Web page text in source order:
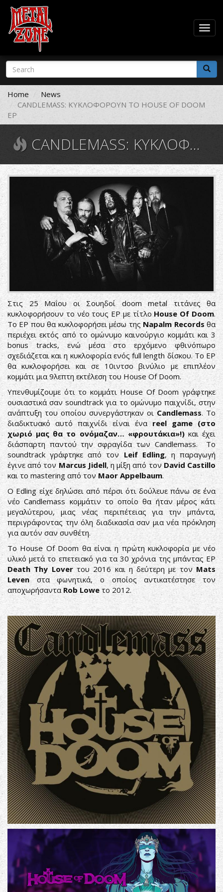
Skip
main
content
Search
form
Search
Home
News
CANDLEMASS: ΚΥΚΛΟΦΟΡΟΥΝ ΤΟ HOUSE OF DOOM
EP
CANDLEMASS: ΚΥΚΛΟΦΟΡΟΥΝ ΤΟ HOUSE OF DOOM EP
candlemass02-
1000x560.jpg
Στις 25 Μαΐου οι Σουηδοί doom metal τιτάνες θα
κυκλοφορήσουν το νέο τους EP με τίτλο House Of Doom.
To EP που θα κυκλοφορήσει μέσω της Napalm Recordsθα
περιέχει εκτός από το ομώνυμο καινούργιο κομμάτι και 3
bonus tracks, ενώ μέσα στο ερχόμενο φθινόπωρο
σχεδιάζεται και η κυκλοφορία ενός full length δίσκου. Το EP
θα κυκλοφορήσει και σε 10ιντσο βινύλιο με επιπλέον
κομμάτι μια 9λεπτη εκτέλεση του House Of Doom.
Υπενθυμίζουμε ότι το κομμάτι House Of Doom γράφτηκε
ουσιαστικά σαν soundtrack για το ομώνυμο παιχνίδι, στην
ανάπτυξη του οποίου συνεργάστηκαν οιCandlemass. To
διαδικτυακό αυτό παιχνίδι είναι ένα reel game (στο
χωριό μας θα το ονόμαζαν… «φρουτάκια»!)και έχει
διάσπαρτη παντού την σφραγίδα των Candlemass. To
soundtrack γράφτηκε από τον Leif Edling, η παραγωγή
έγινε από τονMarcus Jidell, η μίξη από τονDavid Castillo
και το mastering από τονMaor Appelbaum.
Ο Edling είχε δηλώσει από πέρσι ότι δούλευε πάνω σε ένα
νέο Candlemass κομμάτιν το οποίο θα ήταν μέρος κάτι
μεγαλύτερου, μιας νέας περιπέτειας για την μπάντα,
περιγράφοντας την όλη διαδικασία σαν μια νέα πρόκληση
για αυτόν σαν συνθέτη.
Το House Of Doom θα είναι η πρώτη κυκλοφορία με νέο
υλικό μετά το επετειακό για τα 30 χρόνια της μπάντας EP
Death Thy Loverτου 2016 και η δεύτερη με τονMats
Levenστα φωνητικά, ο οποίος αντικατέστησε τον
αποχωρήσανταRob Lowe το 2012.